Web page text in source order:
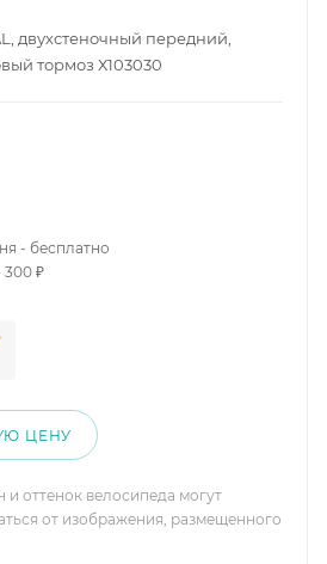
двухстеночный передний,
тормоз Х103030
- бесплатно
300 ₽
ЦЕНУ
и оттенок велосипеда могут
от изображения, размещенного